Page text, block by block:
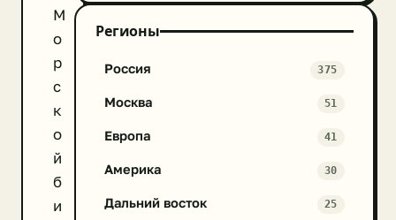
М
о
р
с
к
о
й
б
и
Регионы
Россия 375
Москва 51
Европа 41
Америка 30
Дальний восток 25